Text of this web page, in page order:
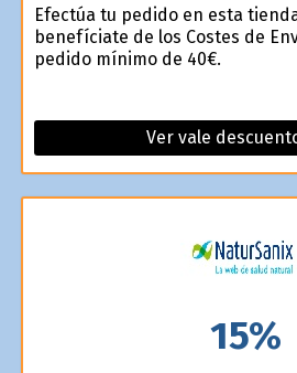
Efectúa tu pedido en esta
benefíciate de los Costes de
pedido mínimo de 40€.
Ver vale
15%